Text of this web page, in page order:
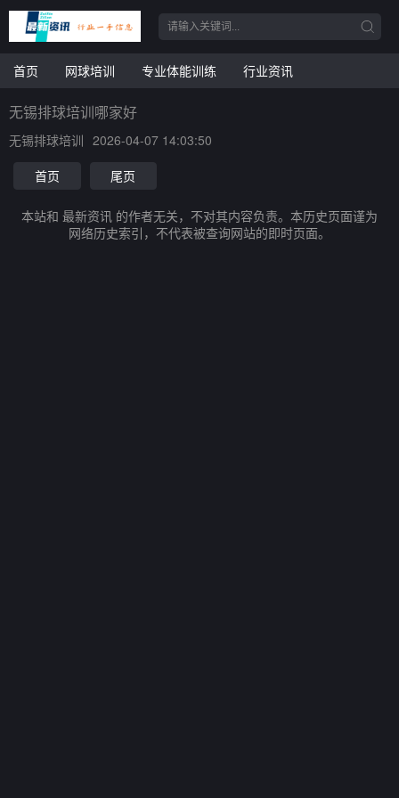
首页 网球培训 专业体能训练 行业资讯
无锡排球培训哪家好
无锡排球培训 2026-04-07 14:03:50
首页
尾页
本站和 最新资讯 的作者无关，不对其内容负责。本历史页面谨为
网络历史索引，不代表被查询网站的即时页面。